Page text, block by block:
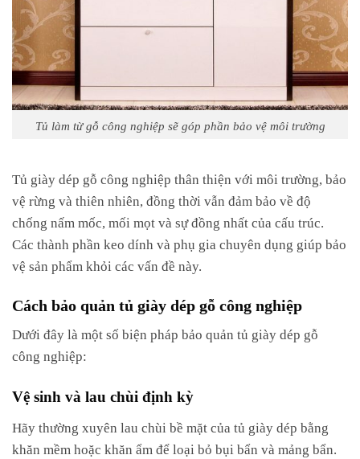
Tủ làm từ gỗ công nghiệp sẽ góp phần bảo vệ môi trường
Tủ giày dép gỗ công nghiệp thân thiện với môi trường, bảo
vệ rừng và thiên nhiên, đồng thời vẫn đảm bảo về độ
chống nấm mốc, mối mọt và sự đồng nhất của cấu trúc.
Các thành phần keo dính và phụ gia chuyên dụng giúp bảo
vệ sản phẩm khỏi các vấn đề này.
Cách bảo quản tủ giày dép gỗ công nghiệp
Dưới đây là một số biện pháp bảo quản tủ giày dép gỗ
công nghiệp:
Vệ sinh và lau chùi định kỳ
Hãy thường xuyên lau chùi bề mặt của tủ giày dép bằng
khăn mềm hoặc khăn ẩm để loại bỏ bụi bẩn và mảng bẩn.